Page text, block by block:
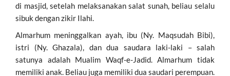
di masjid, setelah melaksanakan salat sunah, beliau selalu
sibuk dengan zikir Ilahi.
Almarhum meninggalkan ayah, ibu (Ny. Maqsudah Bibi),
istri (Ny. Ghazala), dan dua saudara laki-laki – salah
satunya adalah Mualim Waqf-e-Jadid. Almarhum tidak
memiliki anak. Beliau juga memiliki dua saudari perempuan.